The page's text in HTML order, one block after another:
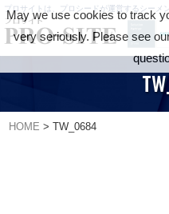
プロサイトは、プロシードが運営するシーメ
HOME >TW_0684
May we use cookies to track
very seriously. Please see